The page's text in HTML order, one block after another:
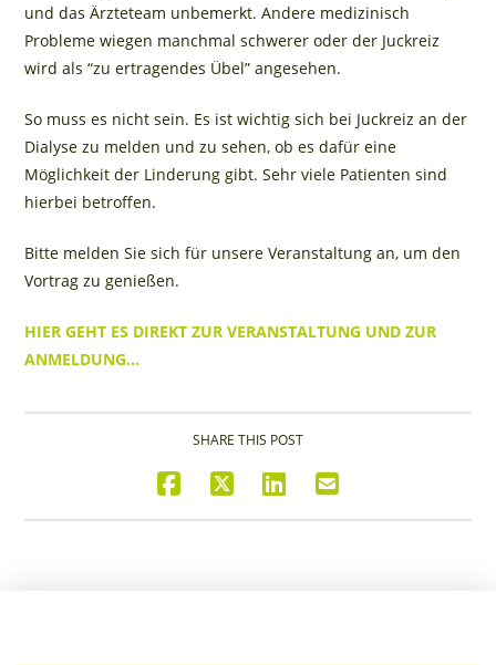
und das Ärzteteam unbemerkt. Andere medizinisch
Probleme wiegen manchmal schwerer oder der Juckreiz
wird als “zu ertragendes Übel” angesehen.
So muss es nicht sein. Es ist wichtig sich bei Juckreiz an der
Dialyse zu melden und zu sehen, ob es dafür eine
Möglichkeit der Linderung gibt. Sehr viele Patienten sind
hierbei betroffen.
Bitte melden Sie sich für unsere Veranstaltung an, um den
Vortrag zu genießen.
HIER GEHT ES DIREKT ZUR VERANSTALTUNG UND ZUR
ANMELDUNG…
SHARE THIS POST